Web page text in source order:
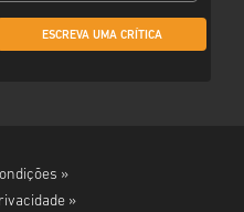
ESCREVA UMA CRÍTICA
»
»